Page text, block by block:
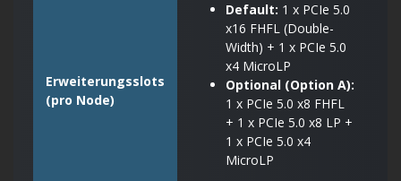
Erweiterungsslots
(pro Node)
Default: 1 x PCIe 5.0
x16 FHFL (Double-
Width) + 1 x PCIe 5.0
x4 MicroLP
Optional (Option A):
1 x PCIe 5.0 x8 FHFL
+ 1 x PCIe 5.0 x8 LP +
1 x PCIe 5.0 x4
MicroLP